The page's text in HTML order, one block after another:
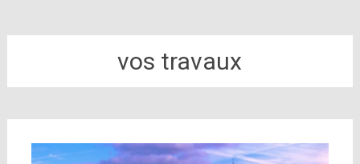
vos travaux